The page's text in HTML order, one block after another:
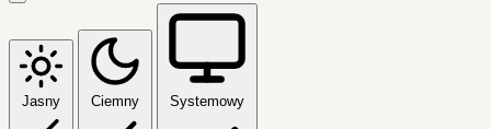
Jasny Ciemny Systemowy